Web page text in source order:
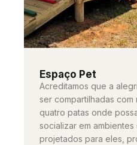
Espaço Pet
Acreditamos que a
ser compartilhadas com
quatro patas onde
socializar em
projetados para eles,